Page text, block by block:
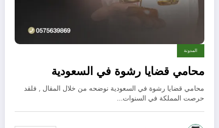
المدونة
محامي قضايا رشوة في السعودية
محامي قضايا رشوة في السعودية نوضحه من خلال المقال , فلقد
حرصت المملكة في السنوات…